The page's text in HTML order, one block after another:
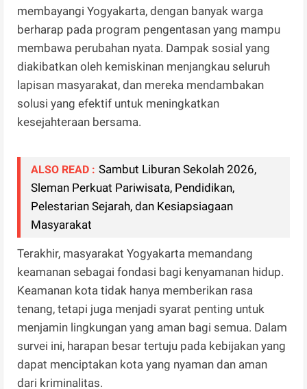
membayangi Yogyakarta, dengan banyak warga
berharap pada program pengentasan yang mampu
membawa perubahan nyata. Dampak sosial yang
diakibatkan oleh kemiskinan menjangkau seluruh
lapisan masyarakat, dan mereka mendambakan
solusi yang efektif untuk meningkatkan
kesejahteraan bersama.
ALSO READ : Sambut Liburan Sekolah 2026,
Sleman Perkuat Pariwisata, Pendidikan,
Pelestarian Sejarah, dan Kesiapsiagaan
Masyarakat
Terakhir, masyarakat Yogyakarta memandang
keamanan sebagai fondasi bagi kenyamanan hidup.
Keamanan kota tidak hanya memberikan rasa
tenang, tetapi juga menjadi syarat penting untuk
menjamin lingkungan yang aman bagi semua. Dalam
survei ini, harapan besar tertuju pada kebijakan yang
dapat menciptakan kota yang nyaman dan aman
dari kriminalitas.